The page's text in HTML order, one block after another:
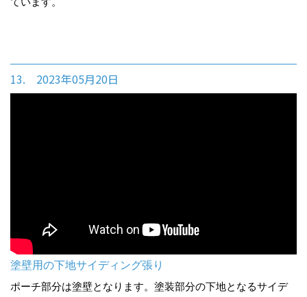
13. 2023年05月20日
塗壁用の下地サイディング張り
ポーチ部分は塗壁となります。塗装部分の下地となるサイデ